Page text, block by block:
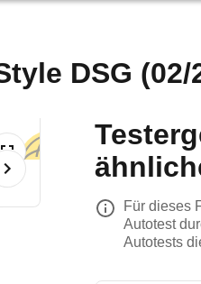
DSG (02/
Für dieses
Autotest
Autotests